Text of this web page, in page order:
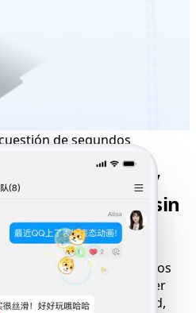
de segundos
observa y
del usuario sin
invisible para seguir los
movimientos de cualquier
con iOS, Android,